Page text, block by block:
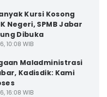
Kursi Kosong
Negeri, SPMB Jabar
Dibuka
10:08 WIB
Maladministrasi
Kadisdik: Kami
16:08 WIB